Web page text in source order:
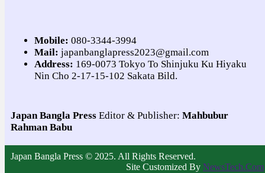
Mobile: 080-3344-3994
Mail: japanbanglapress2023@gmail.com
Address: 169-0073 Tokyo To Shinjuku Ku Hiyaku
Nin Cho 2-17-15-102 Sakata Bild.
Japan Bangla Press Editor & Publisher: Mahbubur
Rahman Babu
Japan Bangla Press © 2025. All Rights Reserved.
Site Customized By NewsTech.Com